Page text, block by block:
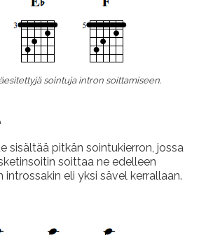
sointuja intron soittamiseen.
sisältää pitkän sointukierron, jossa
soittaa ne edelleen
eli yksi sävel kerrallaan.